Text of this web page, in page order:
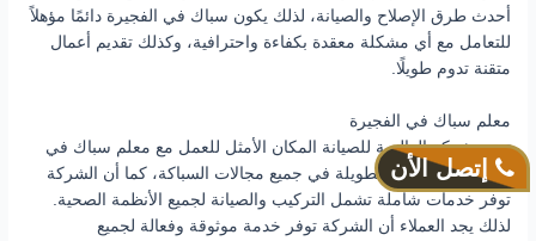
أحدث طرق الإصلاح والصيانة، لذلك يكون سباك في الفجيرة دائمًا مؤهلاً
للتعامل مع أي مشكلة معقدة بكفاءة واحترافية، وكذلك تقديم أعمال
متقنة تدوم طويلًا.
معلم سباك في الفجيرة
تعتبر شركة العالمية للصيانة المكان الأمثل للعمل مع معلم سباك في
الفجيرة ذو الخبرة الطويلة في جميع مجالات السباكة، كما أن الشركة
توفر خدمات شاملة تشمل التركيب والصيانة لجميع الأنظمة الصحية.
لذلك يجد العملاء أن الشركة توفر خدمة موثوقة وفعالة لجميع
إتصل الأن